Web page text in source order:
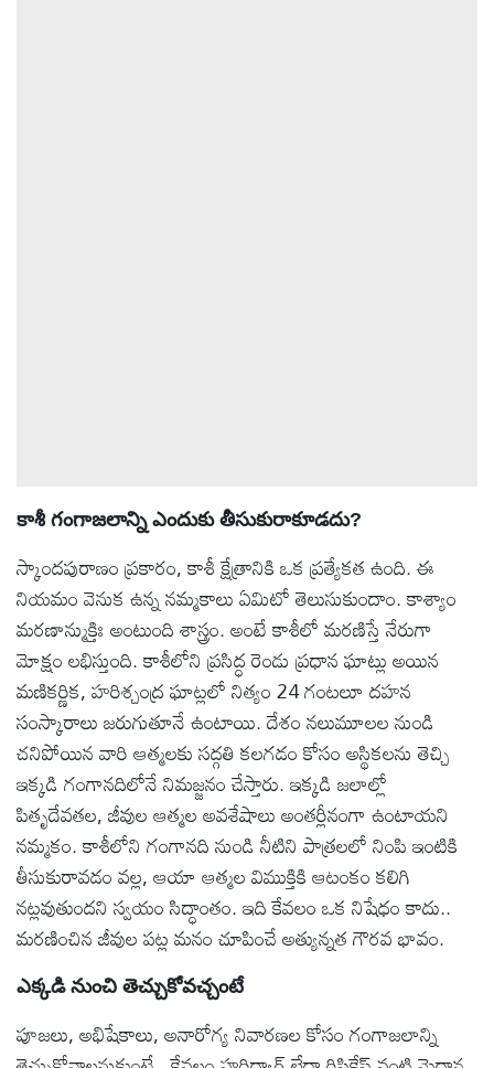
రిలీజ్
కాశీ గంగాజలాన్ని ఎందుకు తీసుకురాకూడదు?
స్కాందపురాణం ప్రకారం, కాశీ క్షేత్రానికి ఒక ప్రత్యేకత ఉంది. ఈ
నియమం వెనుక ఉన్న నమ్మకాలు ఏమిటో తెలుసుకుందాం. కాశ్యాం
మరణాన్ముక్తిః అంటుంది శాస్త్రం. అంటే కాశీలో మరణిస్తే నేరుగా
మోక్షం లభిస్తుంది. కాశీలోని ప్రసిద్ధ రెండు ప్రధాన ఘాట్లు అయిన
మణికర్ణిక, హరిశ్చంద్ర ఘాట్లలో నిత్యం 24 గంటలూ దహన
సంస్కారాలు జరుగుతూనే ఉంటాయి. దేశం నలుమూలల నుండి
చనిపోయిన వారి ఆత్మలకు సద్గతి కలగడం కోసం అస్థికలను తెచ్చి
ఇక్కడి గంగానదిలోనే నిమజ్జనం చేస్తారు. ఇక్కడి జలాల్లో
పితృదేవతల, జీవుల ఆత్మల అవశేషాలు అంతర్లీనంగా ఉంటాయని
నమ్మకం. కాశీలోని గంగానది నుండి నీటిని పాత్రలలో నింపి ఇంటికి
తీసుకురావడం వల్ల, ఆయా ఆత్మల విముక్తికి ఆటంకం కలిగి
నట్లవుతుందని స్వయం సిద్ధాంతం. ఇది కేవలం ఒక నిషేధం కాదు..
మరణించిన జీవుల పట్ల మనం చూపించే అత్యున్నత గౌరవ భావం.
ఎక్కడి నుంచి తెచ్చుకోవచ్చంటే
పూజలు, అభిషేకాలు, అనారోగ్య నివారణల కోసం గంగాజలాన్ని